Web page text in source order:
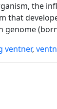
the
that
genome
ventner,